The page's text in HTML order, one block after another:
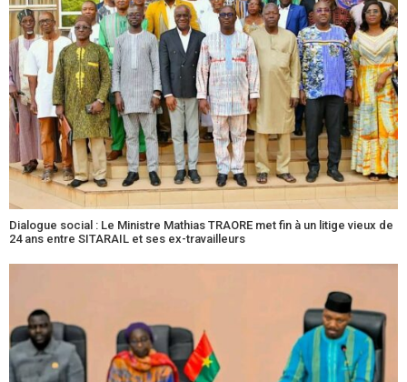
Dialogue social : Le Ministre Mathias TRAORE met fin à un litige vieux de
24 ans entre SITARAIL et ses ex-travailleurs